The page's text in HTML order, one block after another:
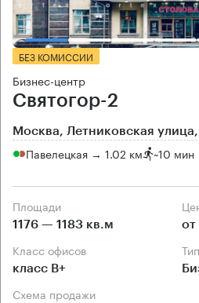
БЕЗ КОМИССИИ
Бизнес-центр
Святогор-2
Москва, Летниковская
Павелецкая → 1.02 км ~10 мин
Площади
1176 — 1183 кв.м от
Класс офисов
класс B+
Схема продажи